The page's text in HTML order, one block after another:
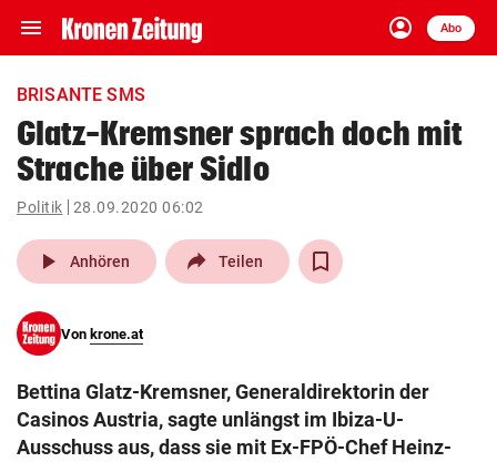
menu Navigation
ein-/ausklappen
account_circle
Anmelden
Abo
close Schließen
account_circle Anmelden
pin_drop
Wien arrow_right
search
eingeben
BRISANTE SMS
Glatz-Kremsner sprach doch mit
Strache über Sidlo
Politik 28.09.2020 06:02
play_arrow Anhören Teilen
Von krone.at
Bettina Glatz-Kremsner, Generaldirektorin der
Casinos Austria, sagte unlängst im Ibiza-U-
Ausschuss aus, dass sie mit Ex-FPÖ-Chef Heinz-